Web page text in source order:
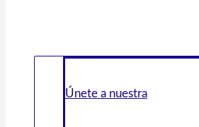
Únete a nuestra